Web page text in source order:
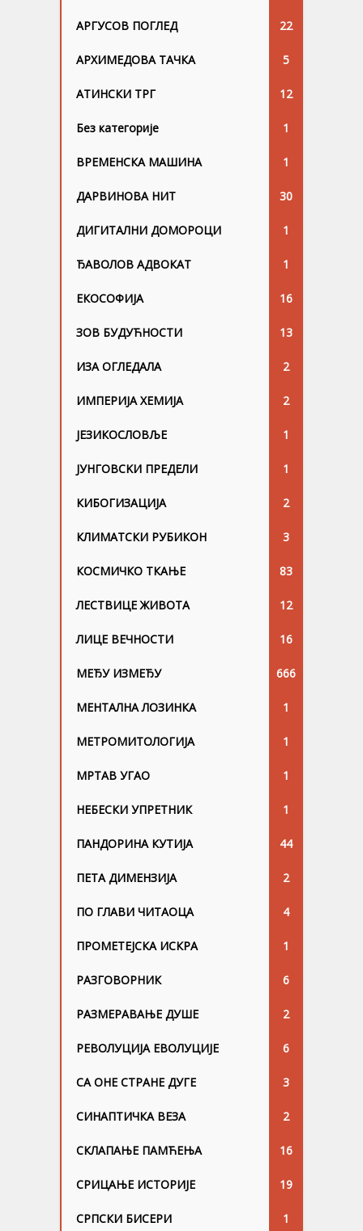
АРГУСОВ ПОГЛЕД 22
АРХИМЕДОВА ТАЧКА 5
АТИНСКИ ТРГ 12
Без категорије 1
ВРЕМЕНСКА МАШИНА 1
ДАРВИНОВА НИТ 30
ДИГИТАЛНИ ДОМОРОЦИ 1
ЂАВОЛОВ АДВОКАТ 1
ЕКОСОФИЈА 16
ЗОВ БУДУЋНОСТИ 13
ИЗА ОГЛЕДАЛА 2
ИМПЕРИЈА ХЕМИЈА 2
ЈЕЗИКОСЛОВЉЕ 1
ЈУНГОВСKИ ПРЕДЕЛИ 1
КИБОГИЗАЦИЈА 2
КЛИМАТСКИ РУБИКОН 3
КОСМИЧКО ТКАЊЕ 83
ЛЕСТВИЦЕ ЖИВОТА 12
ЛИЦЕ ВЕЧНОСТИ 16
МЕЂУ ИЗМЕЂУ 666
МЕНТАЛНА ЛОЗИНКА 1
МЕТРОМИТОЛОГИЈА 1
МРТАВ УГАО 1
НЕБЕСКИ УПРЕТНИК 1
ПАНДОРИНА КУТИЈА 44
ПЕТА ДИМЕНЗИЈА 2
ПО ГЛАВИ ЧИТАОЦА 4
ПРОМЕТЕЈСКА ИСКРА 1
РАЗГОВОРНИК 6
РАЗМЕРАВАЊЕ ДУШЕ 2
РЕВОЛУЦИЈА ЕВОЛУЦИЈЕ 6
СА ОНЕ СТРАНЕ ДУГЕ 3
СИНАПТИЧКА ВЕЗА 2
СКЛАПАЊЕ ПАМЋЕЊА 16
СРИЦАЊЕ ИСТОРИЈЕ 19
СРПСКИ БИСЕРИ 1